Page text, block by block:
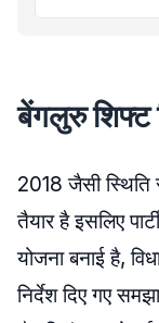
बेंगलुरु शिफ्ट
2018 जैसी
तैयार है इसलिए
योजना बनाई है,
निर्देश दिए गए